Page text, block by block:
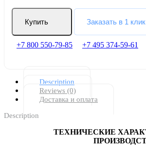
Купить Заказать в 1 клик
+7 800 550-79-85 +7 495 374-59-61
Description
Reviews (0)
Доставка и оплата
Description
ТЕХНИЧЕСКИЕ